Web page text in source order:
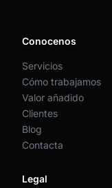
Conocenos
Servicios
Cómo trabajamos
Valor añadido
Clientes
Blog
Contacta
Legal